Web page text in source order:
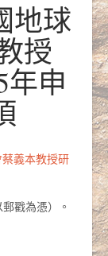
地球
授
年申
義本教授研
郵戳為憑）。